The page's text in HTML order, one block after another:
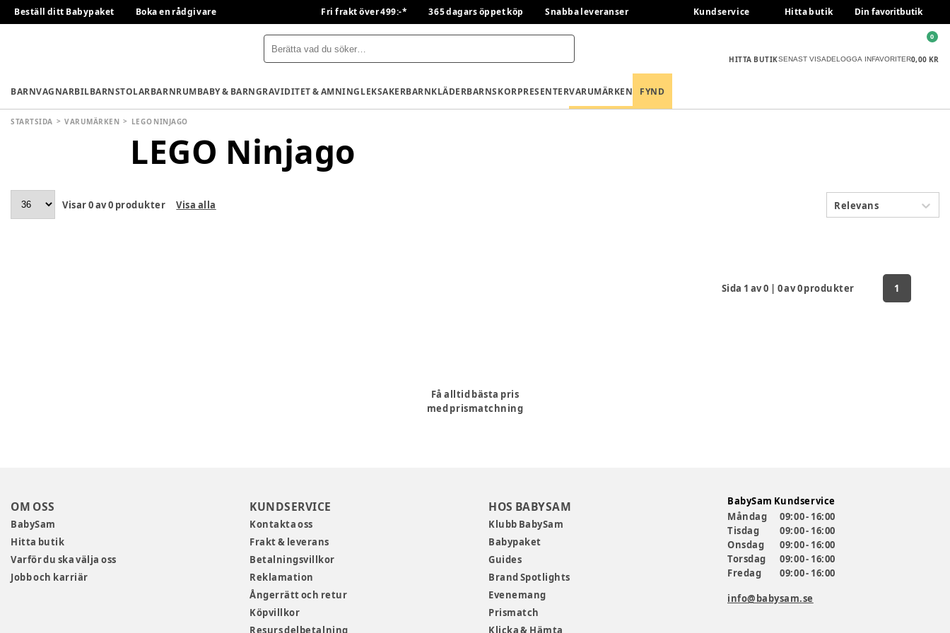
Beställ ditt Babypaket Boka en rådgivare Fri frakt över 499:-* 365 dagars öppet köp Snabba leveranser Kundservice Hitta butik Din favoritbutik
HITTA BUTIKSENAST VISADELOGGA INFAVORITER0,00 KR
0
BARNVAGNARBILBARNSTOLARBARNRUMBABY & BARNGRAVIDITET & AMNINGLEKSAKERBARNKLÄDERBARNSKORPRESENTERVARUMÄRKEN FYND
STARTSIDA VARUMÄRKEN LEGO NINJAGO
LEGO Ninjago
Visar0av0 produkter Visa alla Relevans
Sida 1 av0 | 0av0produkter 1
Få alltid bästa pris
med prismatchning
OM OSS
BabySam
Hitta butik
Varför du ska välja oss
Jobb och karriär
KUNDSERVICE
Kontakta oss
Frakt & leverans
Betalningsvillkor
Reklamation
Ångerrätt och retur
Köpvillkor
Resurs delbetalning
HOS BABYSAM
Klubb BabySam
Babypaket
Guides
Brand Spotlights
Evenemang
Prismatch
Klicka & Hämta
BabySam Kundservice
Måndag
09:00 - 16:00
Tisdag
09:00 - 16:00
Onsdag
09:00 - 16:00
Torsdag
09:00 - 16:00
Fredag
09:00 - 16:00
info@babysam.se